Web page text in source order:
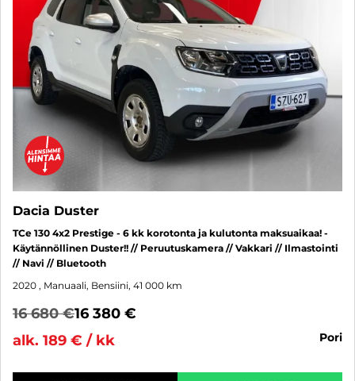
Dacia Duster
TCe 130 4x2 Prestige - 6 kk korotonta ja kulutonta maksuaikaa! -
Käytännöllinen Duster!! // Peruutuskamera // Vakkari // Ilmastointi
// Navi // Bluetooth
2020 , Manuaali, Bensiini, 41 000 km
16 680 €16 380 €
alk. 189 € / kk
pori